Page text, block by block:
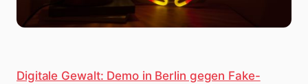
Digitale Gewalt: Demo in Berlin gegen Fake-